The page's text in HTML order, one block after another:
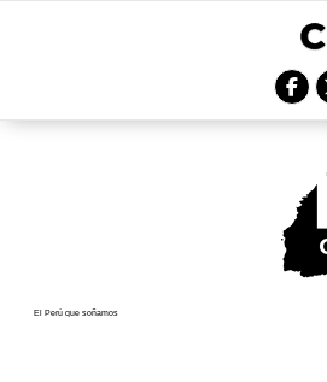
El Perú que soñamos